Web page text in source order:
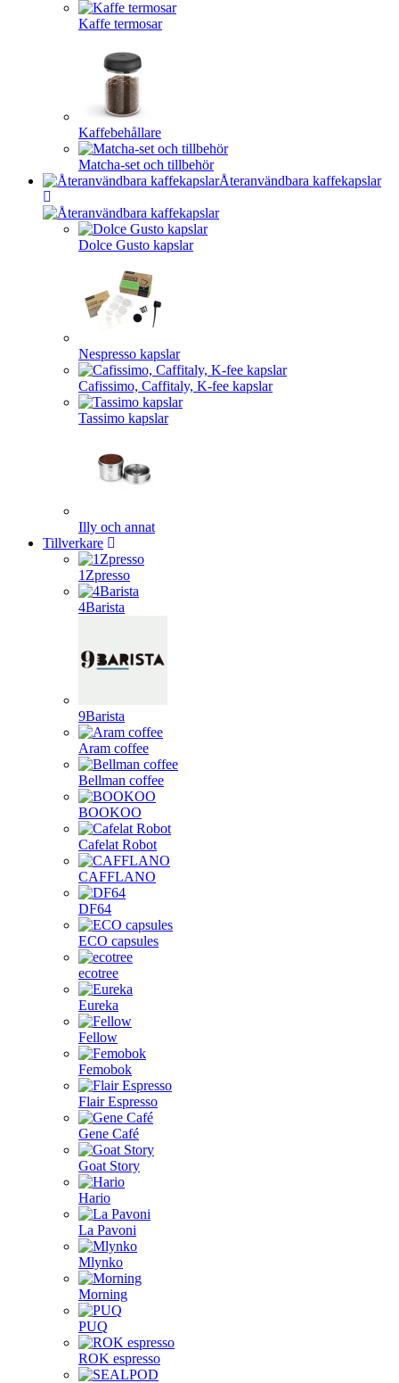
Kaffe termosar
Kaffebehållare
Matcha-set och tillbehör
Återanvändbara kaffekapslar
Dolce Gusto kapslar
Nespresso kapslar
Cafissimo, Caffitaly, K-fee kapslar
Tassimo kapslar
Illy och annat
Tillverkare
1Zpresso
4Barista
9Barista
Aram coffee
Bellman coffee
BOOKOO
Cafelat Robot
CAFFLANO
DF64
ECO capsules
ecotree
Eureka
Fellow
Femobok
Flair Espresso
Gene Café
Goat Story
Hario
La Pavoni
Mlynko
Morning
PUQ
ROK espresso